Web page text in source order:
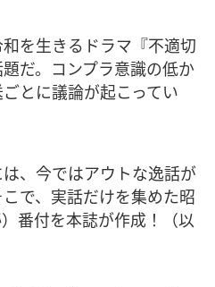
を生きるドラマ『不適切
だ。コンプラ意識の低か
とに議論が起こってい
、今ではアウトな逸話が
で、実話だけを集めた昭
番付を本誌が作成！（以